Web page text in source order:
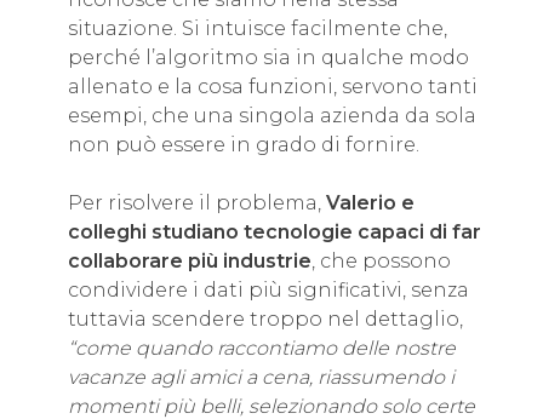
situazione. Si intuisce facilmente che,
perché l’algoritmo sia in qualche modo
allenato e la cosa funzioni, servono tanti
esempi, che una singola azienda da sola
non può essere in grado di fornire.
Per risolvere il problema, Valerio e
colleghi studiano tecnologie capaci di far
collaborare più industrie, che possono
condividere i dati più significativi, senza
tuttavia scendere troppo nel dettaglio,
“come quando raccontiamo delle nostre
vacanze agli amici a cena, riassumendo i
momenti più belli, selezionando solo certe